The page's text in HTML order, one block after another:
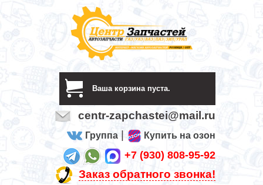
Ваша корзина пуста.
centr-zapchastei@mail.ru
Группа Купить на озон
+7 (930) 808-95-92
Заказ обратного звонка!